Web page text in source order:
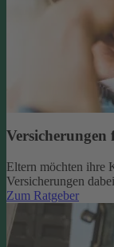
Eltern möchten ihre
Versicherungen
Zum Ratgeber